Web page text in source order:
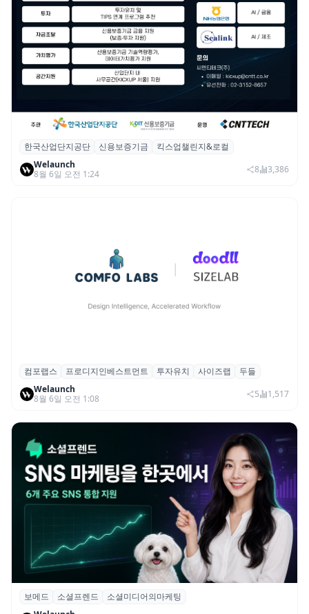
산단공·신보, 2026 ‘킥스업 챌린지&로컬’ 참
여 스타트업 모집
한국산업단지공단 신용보증기금
킥스업챌린지&로컬
Welaunch
8월 6일 오전 1:24
8 3,386
컴포랩스, 프로디지인베스트먼트로부터 시
드 투자 유치
컴포랩스 프로디지인베스트먼트 투자유치 사이즈랩
두들
Welaunch
8월 6일 오전 1:08
5 1,517
보메드 ‘소셜프렌드’, 유튜브·인스타 등 6개
보메드 소셜프렌드
소셜미디어의마케팅